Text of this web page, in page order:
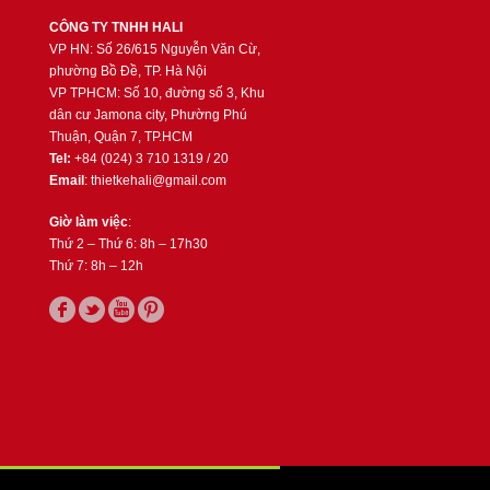
CÔNG TY TNHH HALI
VP HN: Số 26/615 Nguyễn Văn Cừ,
phường Bồ Đề, TP. Hà Nội
VP TPHCM: Số 10, đường số 3, Khu
dân cư Jamona city, Phường Phú
Thuận, Quận 7, TP.HCM
Tel: +84 (024) 3 710 1319 / 20
Email : thietkehali@gmail.com
Giờ làm việc:
Thứ 2 – Thứ 6: 8h – 17h30
Thứ 7: 8h – 12h